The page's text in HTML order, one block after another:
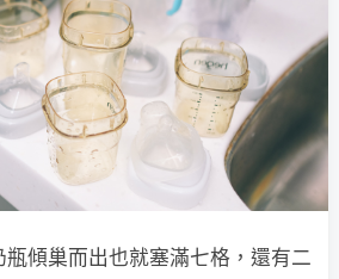
傾巢而出也就塞滿七格，還有二